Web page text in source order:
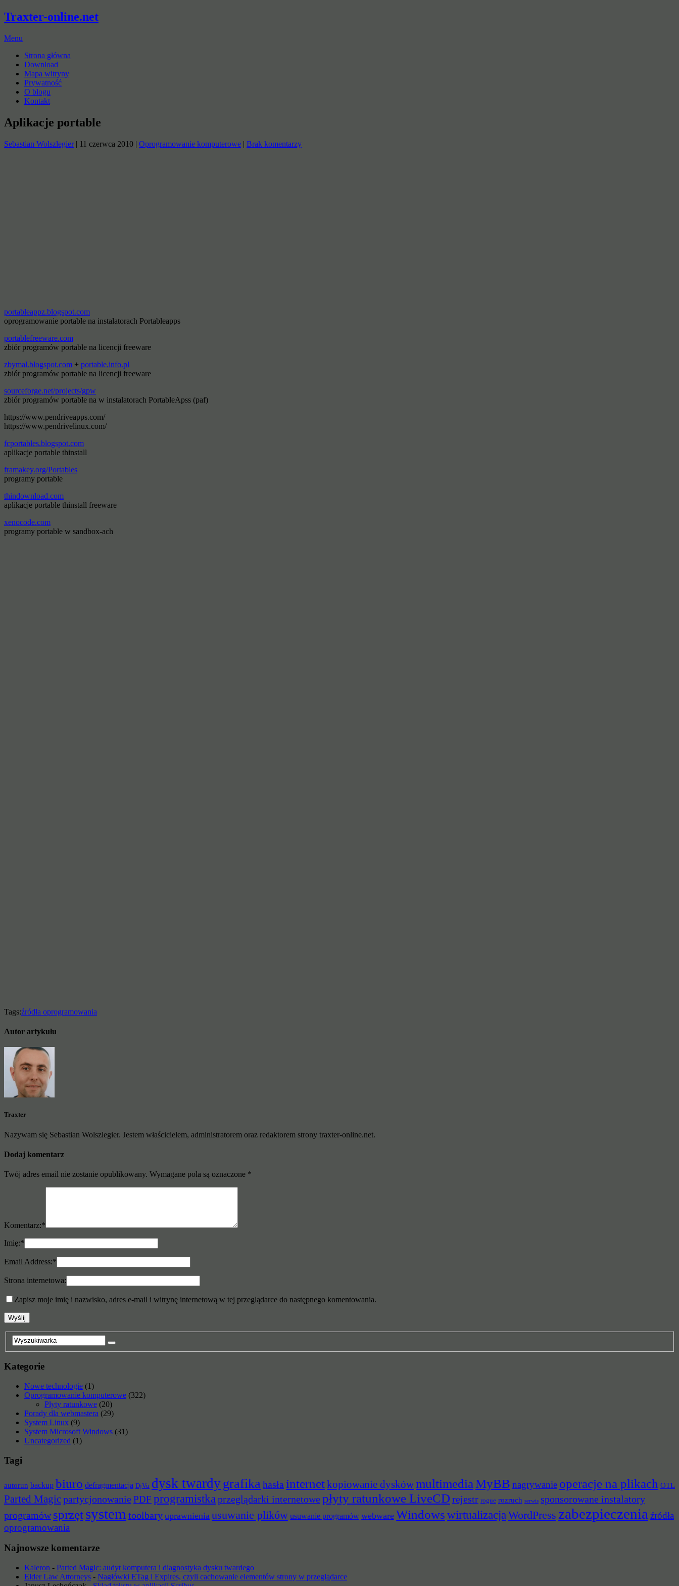
Traxter-online.net
Menu
Strona główna
Download
Mapa witryny
Prywatność
O blogu
Kontakt
Aplikacje portable
Sebastian Wolszlegier| 11 czerwca 2010 | Oprogramowanie komputerowe | Brak komentarzy
portableappz.blogspot.com
oprogramowanie portable na instalatorach Portableapps
portablefreeware.com
zbiór programów portable na licencji freeware
zbymal.blogspot.com + portable.info.pl
zbiór programów portable na licencji freeware
sourceforge.net/projects/gpw
zbiór programów portable na w instalatorach PortableApss (paf)
https://www.pendriveapps.com/
https://www.pendrivelinux.com/
fcportables.blogspot.com
aplikacje portable thinstall
framakey.org/Portables
programy portable
thindownload.com
aplikacje portable thinstall freeware
xenocode.com
programy portable w sandbox-ach
Tags:źródła oprogramowania
Autor artykułu
Traxter
Nazywam się Sebastian Wolszlegier. Jestem właścicielem, administratorem oraz redaktorem strony traxter-online.net.
Dodaj komentarz
Twój adres email nie zostanie opublikowany. Wymagane pola są oznaczone *
Komentarz:*
Imię:*
Email Address:*
Strona internetowa:
Zapisz moje imię i nazwisko, adres e-mail i witrynę internetową w tej przeglądarce do następnego komentowania.
Kategorie
Nowe technologie (1)
Oprogramowanie komputerowe (322)
Płyty ratunkowe (20)
Porady dla webmastera (29)
System Linux (9)
System Microsoft Windows (31)
Uncategorized (1)
Tagi
autorun backup biuro defragmentacja DjVu dysk twardygrafika hasła internetkopiowanie dyskówmultimediaMyBB nagrywanie operacje na plikach OTL
Parted Magicpartycjonowanie PDF programistka przeglądarki internetowe płyty ratunkowe LiveCD rejestr rogue rozruch serwis sponsorowane instalatory
programów sprzętsystem toolbary uprawnienia usuwanie plików usuwanie programów webware Windowswirtualizacja WordPress zabezpieczenia źródła
oprogramowania
Najnowsze komentarze
Kaleron - Parted Magic: audyt komputera i diagnostyka dysku twardego
Elder Law Attorneys - Nagłówki ETag i Expires, czyli cachowanie elementów strony w przeglądarce